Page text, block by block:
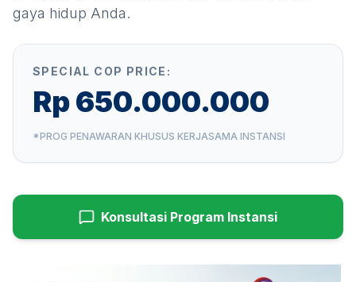
gaya hidup Anda.
SPECIAL COP PRICE:
Rp 650.000.000
*PROG PENAWARAN KHUSUS KERJASAMA INSTANSI
Konsultasi Program Instansi